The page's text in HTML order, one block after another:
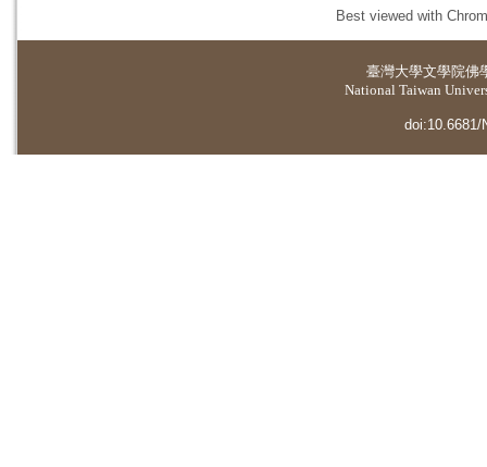
Best viewed with
臺灣大學文學院佛
National Taiwan
doi:10.6681/